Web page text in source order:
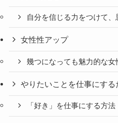
自分を信じる力をつけて
女性性アップ
幾つになっても魅力的な女
やりたいことを仕事にする
「好き」を仕事にする方法